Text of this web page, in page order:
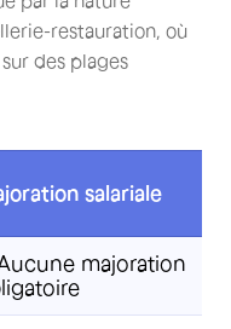
restauration, où
des plages
salariale
majoration